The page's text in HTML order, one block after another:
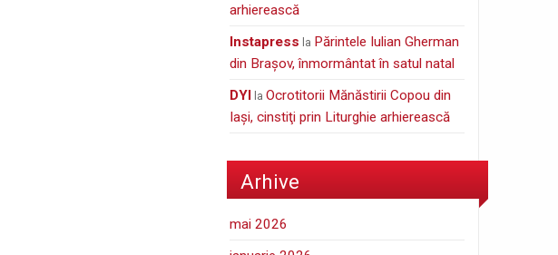
arhierească
Instapress la Părintele Iulian Gherman
din Braşov, înmormântat în satul natal
DYI laOcrotitorii Mănăstirii Copou din
Iaşi, cinstiţi prin Liturghie arhierească
Arhive
mai 2026